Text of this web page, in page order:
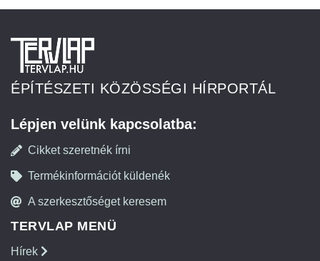
ÉPÍTÉSZETI KÖZÖSSÉGI HÍRPORTÁL
Lépjen velünk kapcsolatba:
Cikket szeretnék írni
Termékinformációt küldenék
A szerkesztőséget keresem
TERVLAP MENÜ
Hírek